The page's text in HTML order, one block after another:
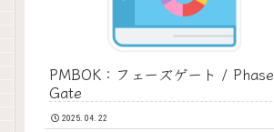
PMBOK：フェーズゲート / Phase
Gate
2025.04.22